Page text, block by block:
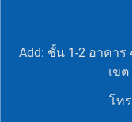
Add: ชั้น 1-2 อาคา
เข
โท